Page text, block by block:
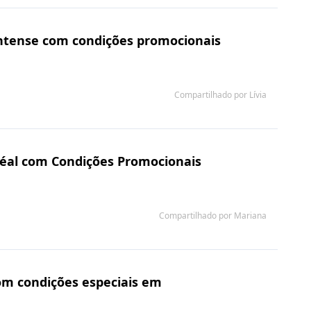
com condições promocionais
Compartilhado por Lívia
com Condições Promocionais
Compartilhado por Mariana
condições especiais em